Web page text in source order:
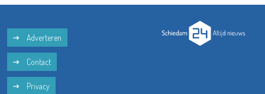
Adverteren
Contact
Privacy